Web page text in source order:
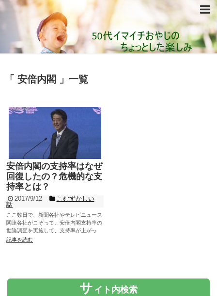
「 安倍内閣 」一覧
安倍内閣の支持率はなぜ
回復したの？危機的な支
持率とは？
2017/9/12
こむずかしい
話
ここ数日で、新聞各社やテレビニュース
関連各社がこぞって、安倍内閣支持率の
世論調査を実施して、支持率が上がっ
て、不支持率を上回ったって報道してい
ントにいいことがあったのかどうか？調
記事を読む
サ イト内検索